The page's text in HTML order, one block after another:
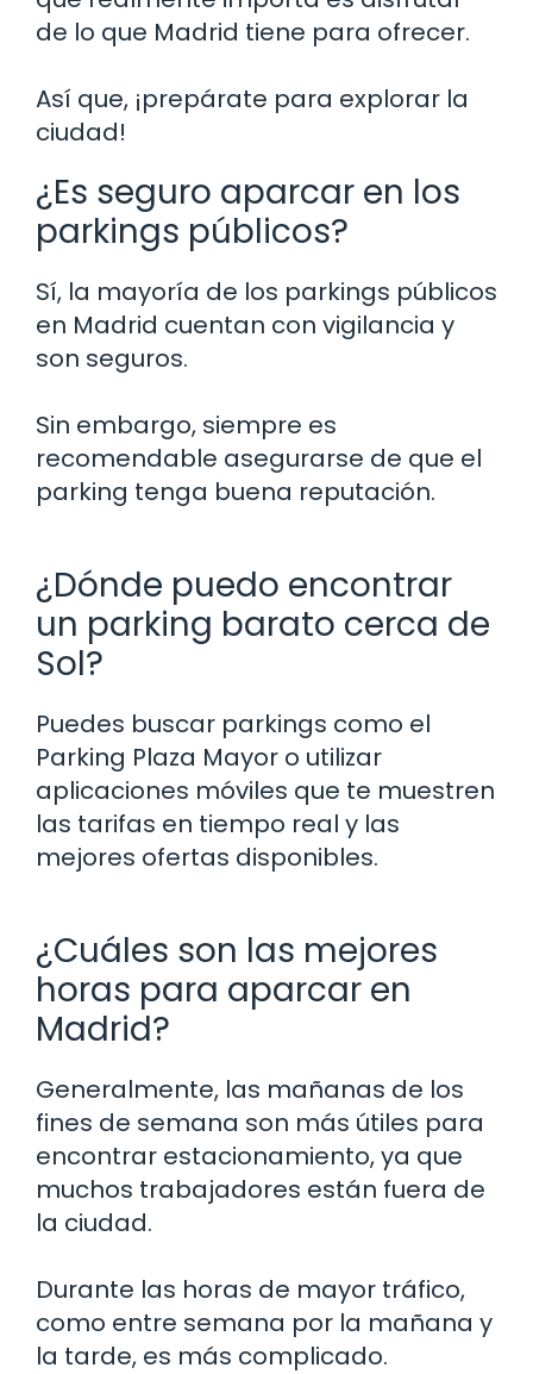
de lo que Madrid tiene para ofrecer.
Así que, ¡prepárate para explorar la
ciudad!
¿Es seguro aparcar en los
parkings públicos?
Sí, la mayoría de los parkings públicos
en Madrid cuentan con vigilancia y
son seguros.
Sin embargo, siempre es
recomendable asegurarse de que el
parking tenga buena reputación.
¿Dónde puedo encontrar
un parking barato cerca de
Sol?
Puedes buscar parkings como el
Parking Plaza Mayor o utilizar
aplicaciones móviles que te muestren
las tarifas en tiempo real y las
mejores ofertas disponibles.
¿Cuáles son las mejores
horas para aparcar en
Madrid?
Generalmente, las mañanas de los
fines de semana son más útiles para
encontrar estacionamiento, ya que
muchos trabajadores están fuera de
la ciudad.
Durante las horas de mayor tráfico,
como entre semana por la mañana y
la tarde, es más complicado.